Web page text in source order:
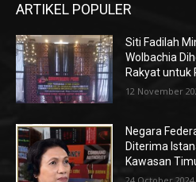
ARTIKEL POPULER
Siti Fadilah
Wolbachia
Rakyat untuk
12 November
Negara
Diterima
Kawasan